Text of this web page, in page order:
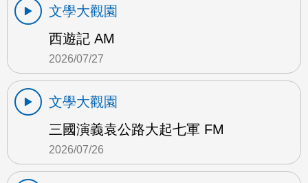
文學大觀園
西遊記 AM
2026/07/27
文學大觀園
三國演義袁公路大起七軍 FM
2026/07/26